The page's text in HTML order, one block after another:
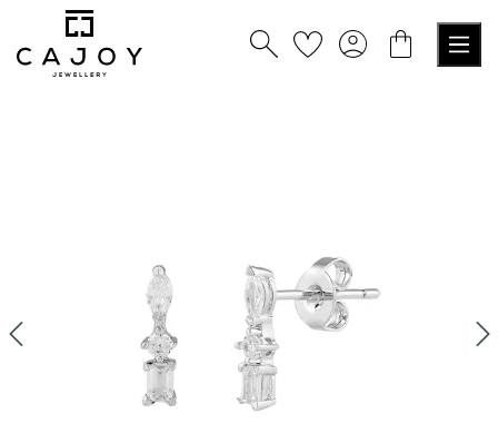
principal